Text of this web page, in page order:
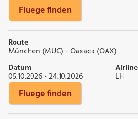
Fluege finden
Route
München (MUC) - Oaxaca (OAX)
Datum
05.10.2026 - 24.10.2026
Airline
LH
Fluege finden